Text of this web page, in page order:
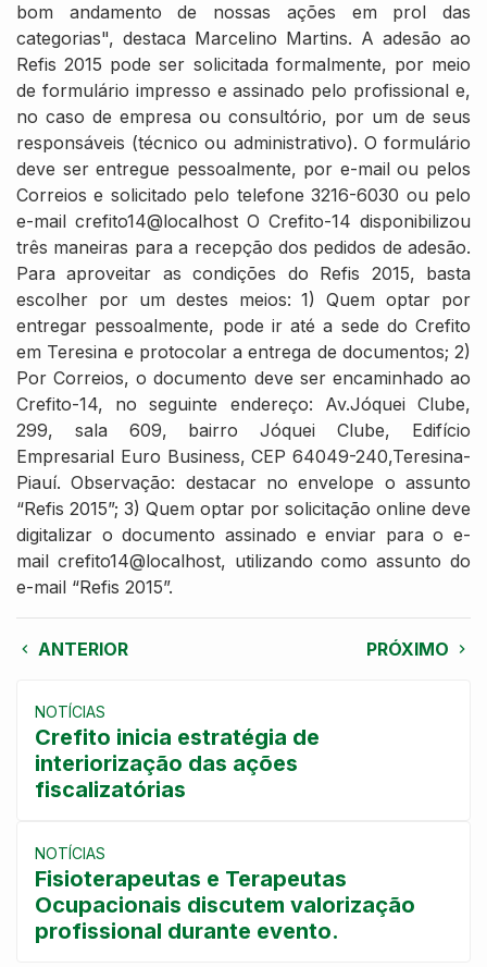
bom andamento de nossas ações em prol das
categorias", destaca Marcelino Martins. A adesão ao
Refis 2015 pode ser solicitada formalmente, por meio
de formulário impresso e assinado pelo profissional e,
no caso de empresa ou consultório, por um de seus
responsáveis (técnico ou administrativo). O formulário
deve ser entregue pessoalmente, por e-mail ou pelos
Correios e solicitado pelo telefone 3216-6030 ou pelo
e-mail crefito14@localhost O Crefito-14 disponibilizou
três maneiras para a recepção dos pedidos de adesão.
Para aproveitar as condições do Refis 2015, basta
escolher por um destes meios: 1) Quem optar por
entregar pessoalmente, pode ir até a sede do Crefito
em Teresina e protocolar a entrega de documentos; 2)
Por Correios, o documento deve ser encaminhado ao
Crefito-14, no seguinte endereço: Av.Jóquei Clube,
299, sala 609, bairro Jóquei Clube, Edifício
Empresarial Euro Business, CEP 64049-240,Teresina-
Piauí. Observação: destacar no envelope o assunto
“Refis 2015”; 3) Quem optar por solicitação online deve
digitalizar o documento assinado e enviar para o e-
mail crefito14@localhost, utilizando como assunto do
e-mail “Refis 2015”.
ANTERIOR PRÓXIMO
NOTÍCIAS
Crefito inicia estratégia de
interiorização das ações
fiscalizatórias
NOTÍCIAS
Fisioterapeutas e Terapeutas
Ocupacionais discutem valorização
profissional durante evento.